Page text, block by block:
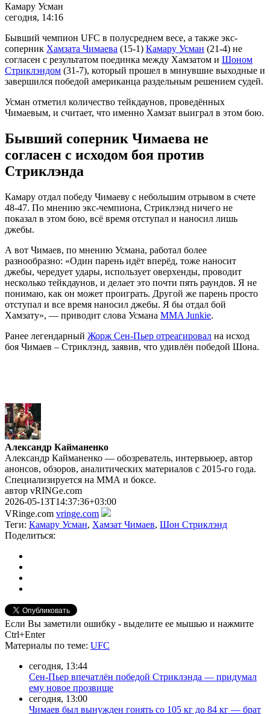
Камару Усман
сегодня, 14:16
Бывший чемпион UFC в полусреднем весе, а также экс-
соперник Хамзата Чимаева (15-1) Камару Усман (21-4) не
согласен с результатом поединка между Хамзатом и Шоном
Стриклэндом (31-7), который прошел в минувшие выходные и
завершился победой американца раздельным решением судей.
Усман отметил количество тейкдаунов, проведённых
Чимаевым, и считает, что именно Хамзат выиграл в этом бою.
Бывший соперник Чимаева не
согласен с исходом боя против
Стриклэнда
Камару отдал победу Чимаеву с небольшим отрывом в счете
48-47. По мнению экс-чемпиона, Стриклэнд ничего не
показал в этом бою, всё время отступал и наносил лишь
джебы.
А вот Чимаев, по мнению Усмана, работал более
разнообразно: «Один парень идёт вперёд, тоже наносит
джебы, чередует удары, использует оверхенды, проводит
несколько тейкдаунов, и делает это почти пять раундов. Я не
понимаю, как он может проиграть. Другой же парень просто
отступал и все время наносил джебы. Я бы отдал бой
Хамзату», — приводит слова Усмана MMA Junkie.
Ранее легендарный Жорж Сен-Пьер отреагировал на исход
боя Чимаев – Стриклэнд, заявив, что удивлён победой Шона.
Александр Кайманенко
Александр Кайманенко — обозреватель, интервьюер, автор
анонсов, обзоров, аналитических материалов с 2015-го года.
Специализируется на ММА и боксе.
автор vRINGe.com
2026-05-13T14:37:36+03:00
VRinge.com vringe.com
Теги: Камару Усман, Хамзат Чимаев, Шон Стриклэнд
Поделиться:
Если Вы заметили ошибку - выделите ее мышью и нажмите
Ctrl+Enter
Материалы по теме: UFC
сегодня, 13:44
Сен-Пьер впечатлён победой Стриклэнда — придумал
ему новое прозвище
сегодня, 13:00
Чимаев был вынужден гонять со 105 кг до 84 кг — брат